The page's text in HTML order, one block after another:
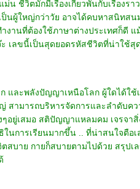
ชีวิตมักมีเรื่องเกี่ยวพันกับเรื่อง
นผู้ใหญ่กว่าวัย อาจได้คบหาสนิทสน
งานที่ต้องใช้ภาษาต่างประเทศก็ดี
เลขนี้เป็นสุดยอดรหัสชีวิตที่น่าใช้สุ
และพลังปัญญาเหนือโลก ผู้ใดได้ใ
สามารถบริหารจัดการและลำดับค
อยู่เสมอ สติปัญญาแหลมคม เจรจา
ในการเรียนมากขึ้น .. ที่น่าสนใจตื
สบาย กายก็สบายตามไปด้วย สรุป